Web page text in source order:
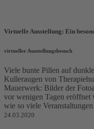
Virtuelle Ausstellung: Ein
virtueller Ausstellungsbesuch
Viele bunte Pillen auf
Kulleraugen von
Mauerwerk: Bilder der
vor wenigen Tagen eröffnet
wie so viele
24.03.2020